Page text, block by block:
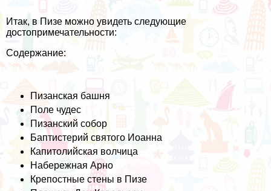
Итак, в Пизе можно увидеть следующие
достопримечательности:
Содержание:
Пизанская башня
Поле чудес
Пизанский собор
Баптистерий святого Иоанна
Капитолийская волчица
Набережная Арно
Крепостные стены в Пизе